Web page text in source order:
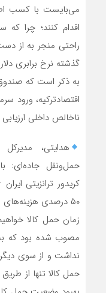
می‌بایست با کسب
اقدام کنند؛ چرا که
راحتی منجر به از
به ذکر است که
ناخالص داخلی
هدایتی،
حمل‌ونقل جاده‌ای:
کریدور ترانزیتی
مصوب شده بود که
نداشت و از سوی
حمل کالا تنها از